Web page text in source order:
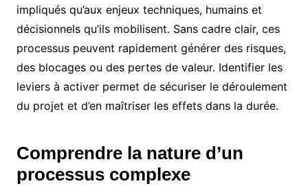
impliqués qu’aux enjeux techniques, humains et
décisionnels qu’ils mobilisent. Sans cadre clair, ces
processus peuvent rapidement générer des risques,
des blocages ou des pertes de valeur. Identifier les
leviers à activer permet de sécuriser le déroulement
du projet et d’en maîtriser les effets dans la durée.
Comprendre la nature d’un
processus complexe